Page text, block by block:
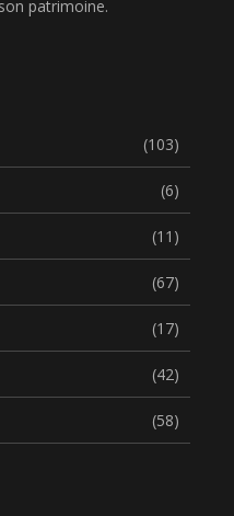
patrimoine.
(103)
(6)
(11)
(67)
(17)
(42)
(58)